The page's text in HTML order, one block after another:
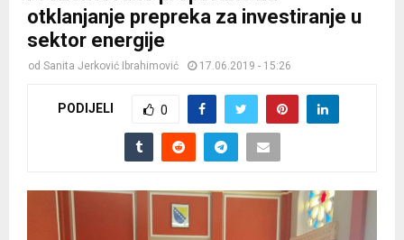
otklanjanje prepreka za investiranje u
sektor energije
od Sanita Jerković Ibrahimović 17.06.2019 - 15:26
PODIJELI 0